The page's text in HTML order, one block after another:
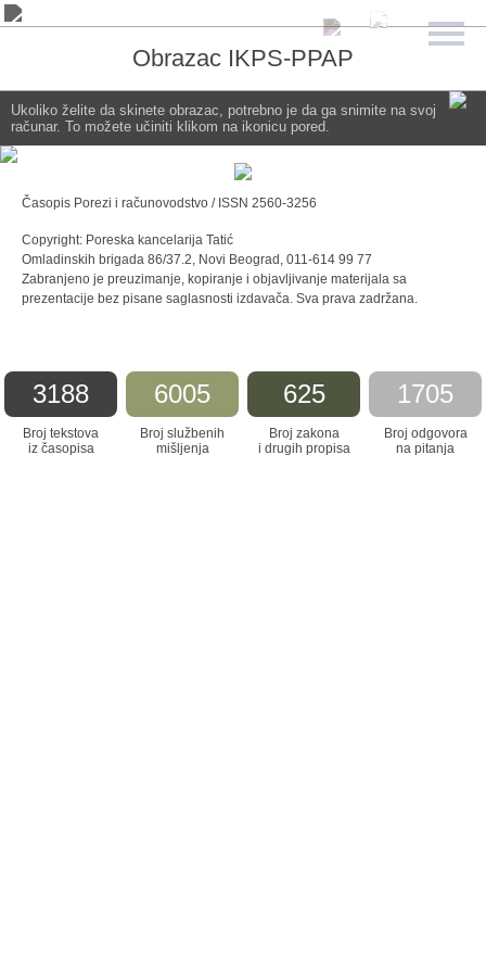
Obrazac IKPS-PPAP
Ukoliko želite da skinete obrazac, potrebno je da ga snimite na svoj
računar. To možete učiniti klikom na ikonicu pored.
Časopis Porezi i računovodstvo / ISSN 2560-3256
Copyright: Poreska kancelarija Tatić
Omladinskih brigada 86/37.2, Novi Beograd, 011-614 99 77
Zabranjeno je preuzimanje, kopiranje i objavljivanje materijala sa
prezentacije bez pisane saglasnosti izdavača. Sva prava zadržana.
3188
Broj tekstova
iz časopisa
6005
Broj službenih
mišljenja
625
Broj zakona
i drugih propisa
1705
Broj odgovora
na pitanja